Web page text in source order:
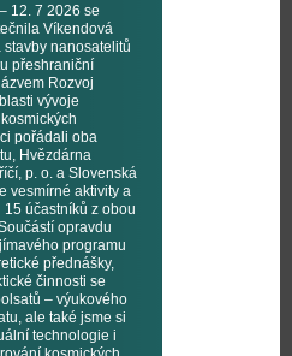
12. 7 2026 se
Víkendová
nanosatelitů
přeshraniční
Rozvoj
vývoje
pořádali oba
Hvězdárna
p. o. a Slovenská
vesmírné aktivity a
účastníků z obou
opravdu
programu
přednášky,
činnosti se
– výukového
ale také jsme si
technologie i